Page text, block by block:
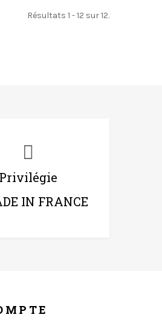
Résultats 1 - 12 sur 12.
Privilégie
IN FRANCE